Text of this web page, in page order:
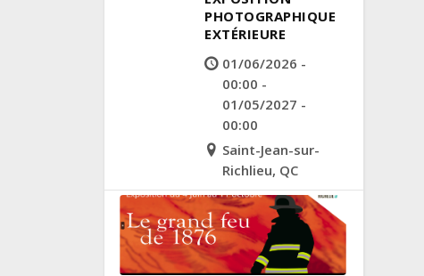
PHOTOGRAPHIQUE
EXTÉRIEURE
01/06/2026 -
00:00 -
01/05/2027 -
00:00
Saint-Jean-sur-
Richlieu, QC